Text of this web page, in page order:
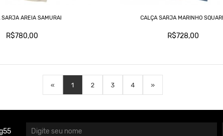
SARJA AREIA SAMURAI
R$780,00
CALÇA SARJA MARINHO
R$728,00
« 1 2 3 4 »